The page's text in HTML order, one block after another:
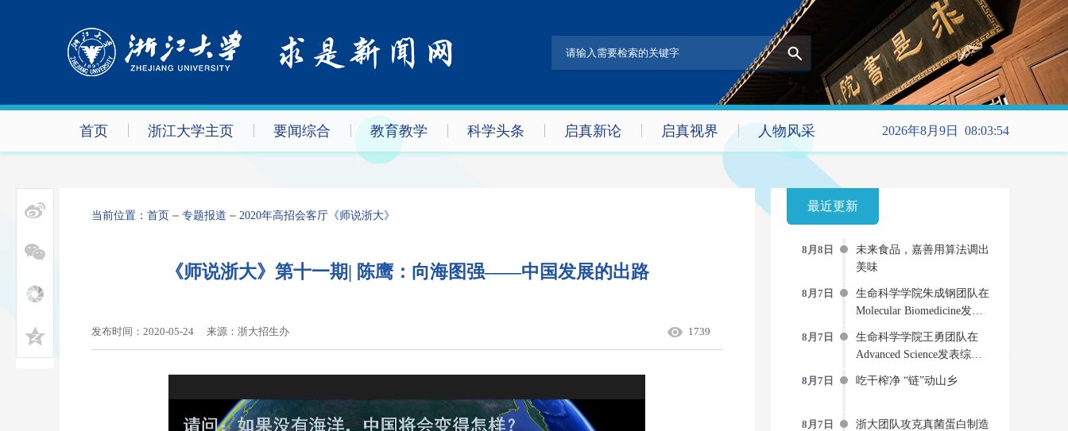
首页 浙江大学主页 要闻综合 教育教学 科学头条 启真新论 启真视界 人物风采 2026年8月9日 08:03:54
当前位置： 首页 专题报道 2020年高招会客厅《师说浙大》
《师说浙大》第十一期| 陈鹰：向海图强——中国发展的出路​
发布时间：2020-05-24 来源：浙大招生办 1739
最近更新
8月8日
未来食品，嘉善用算法调出
美味
8月7日
生命科学学院朱成钢团队在
Molecular Biomedicine发文
提出新型“受体-药物偶联
物”双重抗病毒策略
8月7日
生命科学学院王勇团队在
Advanced Science发表综述
AI-物理-实验“三位一体”的
蛋白质动态建模新范式
8月7日 吃干榨净 “链”动山乡
8月7日
浙大团队攻克真菌蛋白制造